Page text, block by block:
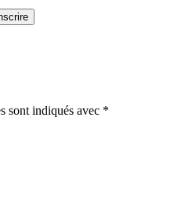
sont indiqués avec *